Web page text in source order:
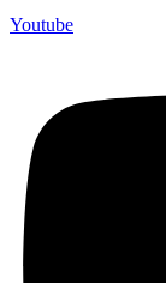
Youtube